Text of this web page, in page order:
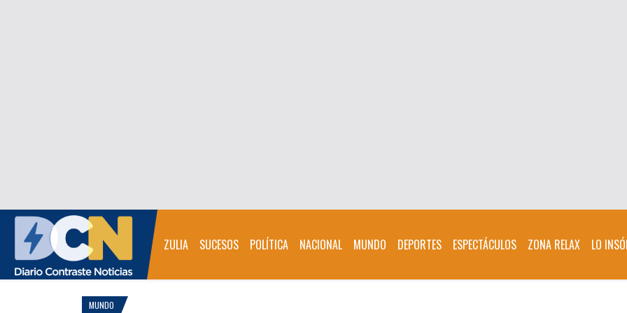
ZULIA SUCESOS POLÍTICA NACIONAL MUNDO DEPORTES ESPECTÁCULOS ZONA RELAX LO
MUNDO